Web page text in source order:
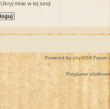
Ukryj mnie w tej sesji
Powered by phpBB® Forum
Przyjazne